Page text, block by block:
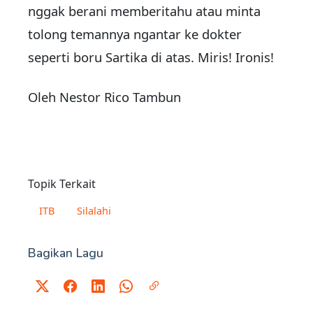
nggak berani memberitahu atau minta
tolong temannya ngantar ke dokter
seperti boru Sartika di atas. Miris! Ironis!
Oleh Nestor Rico Tambun
Topik Terkait
ITB Silalahi
Bagikan Lagu